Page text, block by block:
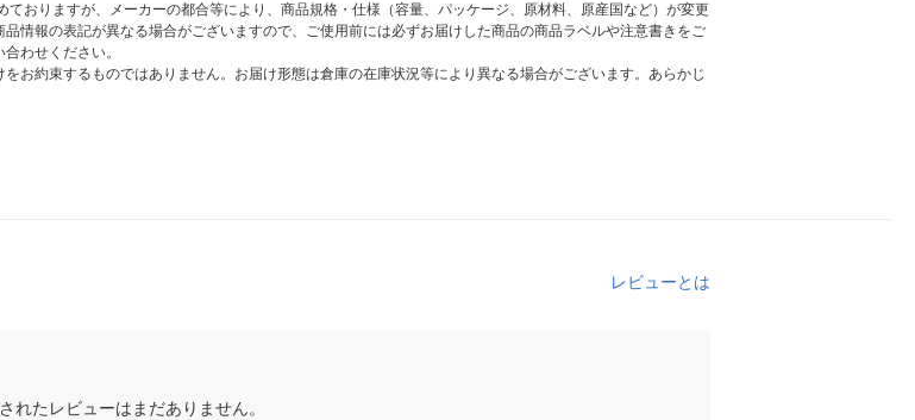
おりますが、メーカーの都合等により、商品規格・仕様（容量、パッケージ、原材料、原産国など）が変更
情報の表記が異なる場合がございますので、ご使用前には必ずお届けした商品の商品ラベルや注意書きをご
わせください。
お約束するものではありません。お届け形態は倉庫の在庫状況等により異なる場合がございます。あらかじ
レビューとは
れたレビューはまだありません。